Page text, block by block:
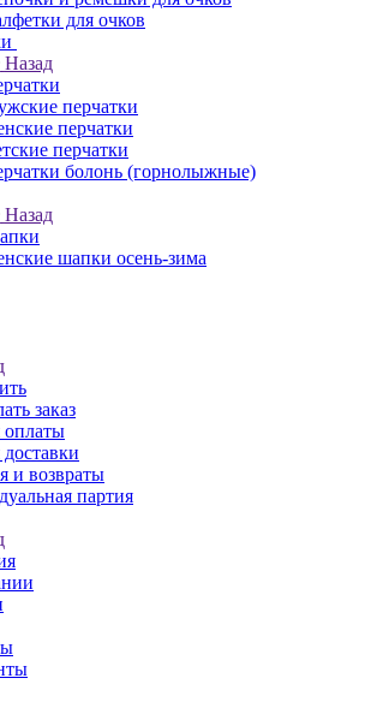
для очков
Назад
перчатки
перчатки
перчатки
болонь (горнолыжные)
Назад
шапки осень-зима
заказ
оплаты
и возвраты
партия